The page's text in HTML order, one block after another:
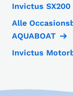
Invictus SX200
Alle
AQUABOAT
Invictus